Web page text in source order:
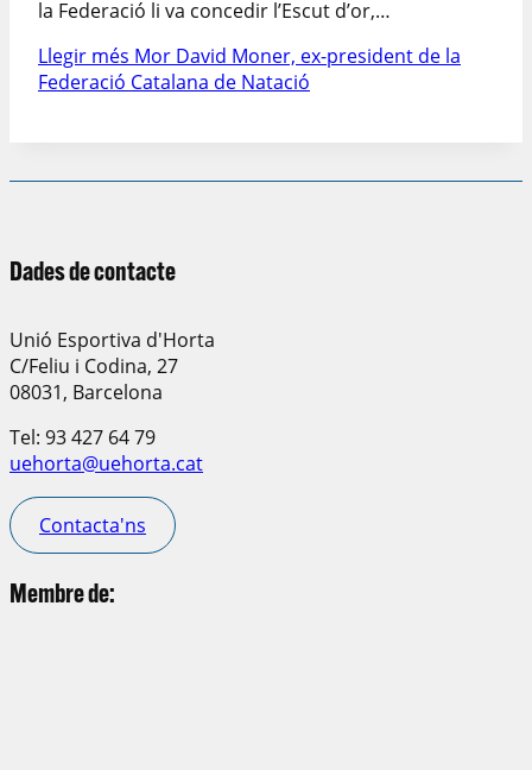
la Federació li va concedir l’Escut d’or,…
Llegir més Mor David Moner, ex-president de la
Federació Catalana de Natació
Dades de contacte
Unió Esportiva d'Horta
C/Feliu i Codina, 27
08031, Barcelona
Tel: 93 427 64 79
uehorta@uehorta.cat
Contacta'ns
Membre de: